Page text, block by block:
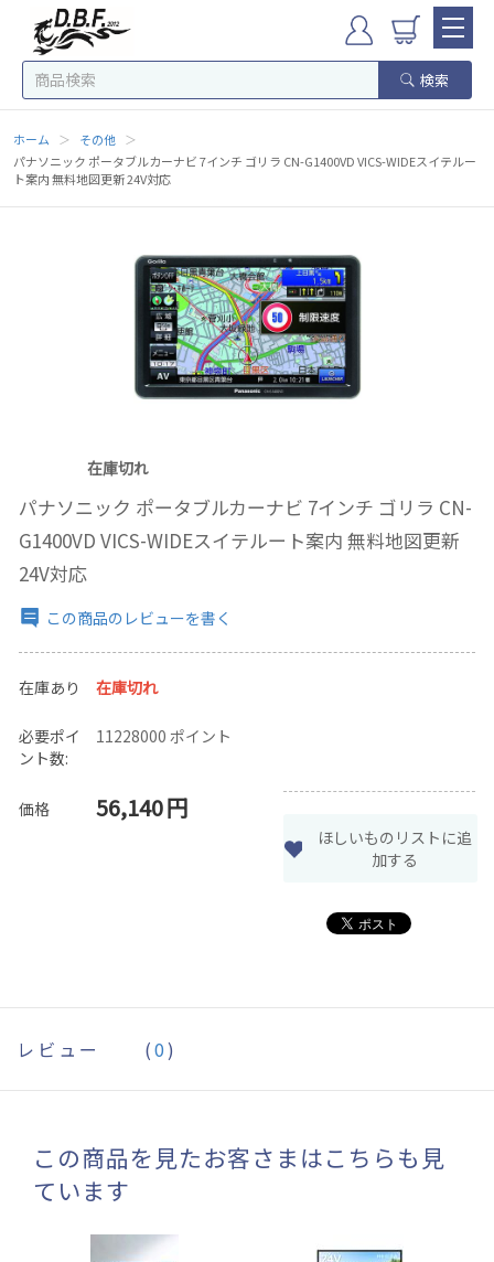
検索
ホーム ＞ その他
＞
パナソニック ポータブルカーナビ 7インチ ゴリラ CN-G1400VD VICS-WIDEスイテルー
ト案内 無料地図更新 24V対応
在庫切れ
パナソニック ポータブルカーナビ 7インチ ゴリラ CN-
G1400VD VICS-WIDEスイテルート案内 無料地図更新
24V対応
この商品のレビューを書く
在庫あり 在庫切れ
必要ポイ
ント数:
11228000 ポイント
価格 56,140円
ほしいものリストに追
加する
レビュー (0)
この商品を見たお客さまはこちらも見
ています
【Amazonギ